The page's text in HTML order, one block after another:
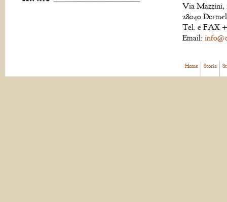
Via Mazzini,
28040
Tel. e FAX
Email:
Home Storia